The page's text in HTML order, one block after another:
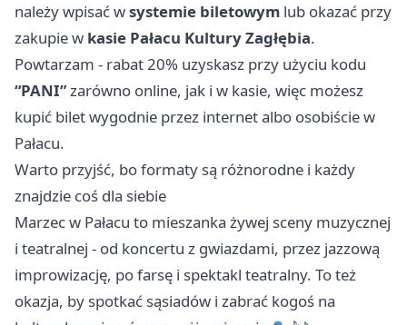
należy wpisać wsystemie biletowym lub okazać przy
zakupie w kasie Pałacu Kultury Zagłębia.
Powtarzam - rabat 20% uzyskasz przy użyciu kodu
“PANI”zarówno online, jak i w kasie, więc możesz
kupić bilet wygodnie przez internet albo osobiście w
Pałacu.
Warto przyjść, bo formaty są różnorodne i każdy
znajdzie coś dla siebie
Marzec w Pałacu to mieszanka żywej sceny muzycznej
i teatralnej - od koncertu z gwiazdami, przez jazzową
improwizację, po farsę i spektakl teatralny. To też
okazja, by spotkać sąsiadów i zabrać kogoś na